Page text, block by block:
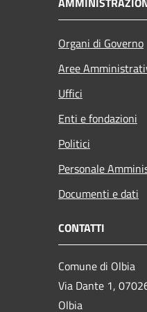
Organi di Governo
Aree
Uffici
Enti e fondazioni
Politici
Personale
Documenti e dati
CONTATTI
Comune di Olbia
Via Dante 1,
Olbia